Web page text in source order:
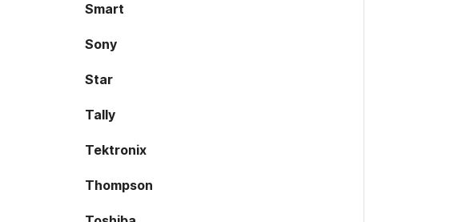
Smart
Sony
Star
Tally
Tektronix
Thompson